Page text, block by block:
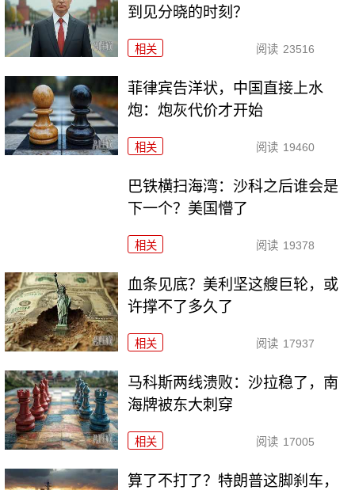
到见分晓的时刻？
相关 阅读 23516
菲律宾告洋状，中国直接上水
炮：炮灰代价才开始
相关 阅读 19460
巴铁横扫海湾：沙科之后谁会是
下一个？美国懵了
相关 阅读 19378
血条见底？美利坚这艘巨轮，或
许撑不了多久了
相关 阅读 17937
马科斯两线溃败：沙拉稳了，南
海牌被东大刺穿
相关 阅读 17005
算了不打了？特朗普这脚刹车，